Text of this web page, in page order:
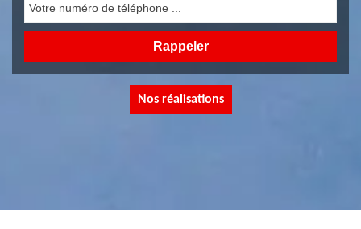
Nos réalisations